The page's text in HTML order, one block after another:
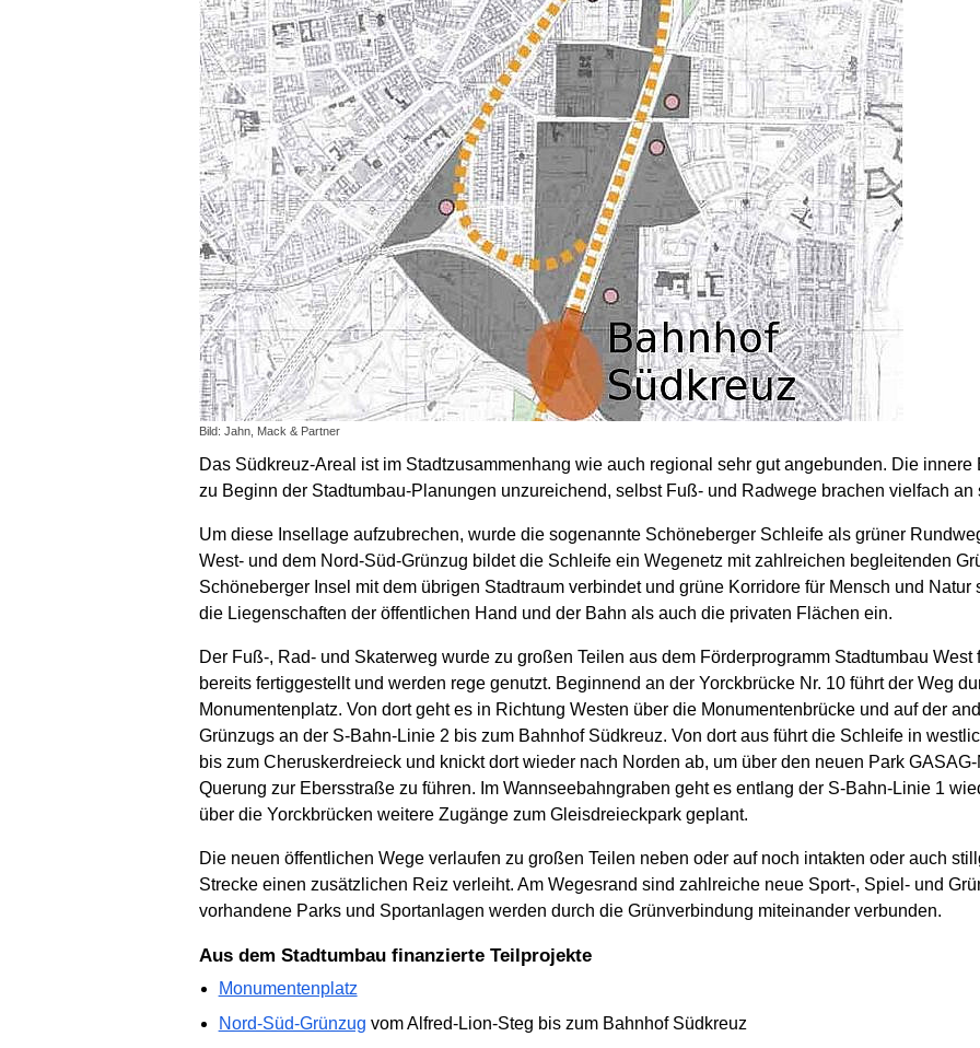
Bild: Jahn, Mack & Partner
Das Südkreuz-Areal ist im Stadtzusammenhang wie auch regional sehr gut angebunden. Die
zu Beginn der Stadtumbau-Planungen unzureichend, selbst Fuß- und Radwege brachen vielfach an
Um diese Insellage aufzubrechen, wurde die sogenannte Schöneberger Schleife als grüner
West- und dem Nord-Süd-Grünzug bildet die Schleife ein Wegenetz mit zahlreichen begleitenden
Schöneberger Insel mit dem übrigen Stadtraum verbindet und grüne Korridore für Mensch und Natur
die Liegenschaften der öffentlichen Hand und der Bahn als auch die privaten Flächen ein.
Der Fuß-, Rad- und Skaterweg wurde zu großen Teilen aus dem Förderprogramm Stadtumbau
bereits fertiggestellt und werden rege genutzt. Beginnend an der Yorckbrücke Nr. 10 führt der Weg
Monumentenplatz. Von dort geht es in Richtung Westen über die Monumentenbrücke und auf der
Grünzugs an der S-Bahn-Linie 2 bis zum Bahnhof Südkreuz. Von dort aus führt die Schleife in
bis zum Cheruskerdreieck und knickt dort wieder nach Norden ab, um über den neuen Park
Querung zur Ebersstraße zu führen. Im Wannseebahngraben geht es entlang der S-Bahn-Linie 1
über die Yorckbrücken weitere Zugänge zum Gleisdreieckpark geplant.
Die neuen öffentlichen Wege verlaufen zu großen Teilen neben oder auf noch intakten oder auch
Strecke einen zusätzlichen Reiz verleiht. Am Wegesrand sind zahlreiche neue Sport-, Spiel- und
vorhandene Parks und Sportanlagen werden durch die Grünverbindung miteinander verbunden.
Aus dem Stadtumbau finanzierte Teilprojekte
Monumentenplatz
Nord-Süd-Grünzug vom Alfred-Lion-Steg bis zum Bahnhof Südkreuz